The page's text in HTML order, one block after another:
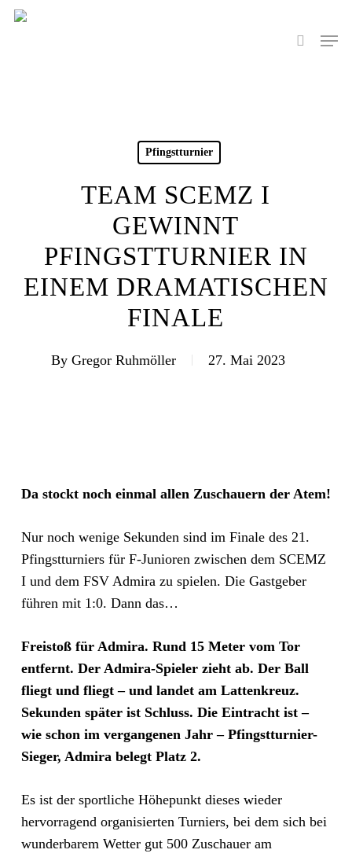
Skip
search
Menu
Pfingstturnier
TEAM SCEMZ I
GEWINNT
PFINGSTTURNIER IN
EINEM DRAMATISCHEN
FINALE
By Gregor Ruhmöller 27. Mai 2023
Da stockt noch einmal allen Zuschauern der Atem!
Nur noch wenige Sekunden sind im Finale des 21.
Pfingstturniers für F-Junioren zwischen dem SCEMZ
I und dem FSV Admira zu spielen. Die Gastgeber
führen mit 1:0. Dann das…
Freistoß für Admira. Rund 15 Meter vom Tor
entfernt. Der Admira-Spieler zieht ab. Der Ball
fliegt und fliegt – und landet am Lattenkreuz.
Sekunden später ist Schluss. Die Eintracht ist –
wie schon im vergangenen Jahr – Pfingstturnier-
Sieger, Admira belegt Platz 2.
Es ist der sportliche Höhepunkt dieses wieder
hervorragend organisierten Turniers, bei dem sich bei
wunderbarem Wetter gut 500 Zuschauer am